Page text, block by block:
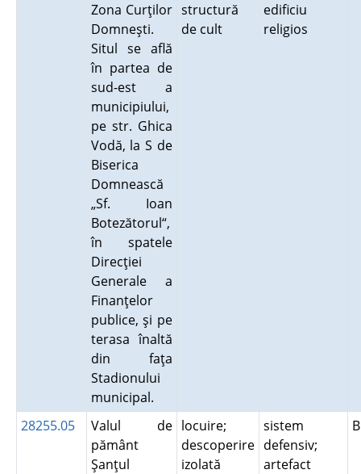
Zona Curţilor
Domneşti.
Situl se află
în partea de
sud-est a
municipiului,
pe str. Ghica
Vodă, la S de
Biserica
Domnească
„Sf. Ioan
Botezătorul“,
în spatele
Direcţiei
Generale a
Finanţelor
publice, şi pe
terasa înaltă
din faţa
Stadionului
municipal.
structură
de cult
edificiu
religios
28255.05
Valul de
pământ
Şanţul
locuire;
descoperire
izolată
sistem
defensiv;
artefact